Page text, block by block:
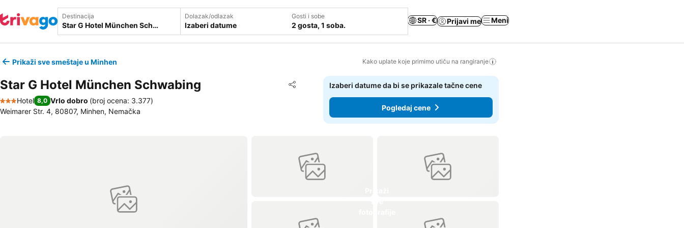
Destinacija Dolazak/odlazak
Izaberi datume
Gosti i sobe
2 gosta, 1 soba.
SR · € Prijavi me Meni
Prikaži sve smeštaje u Minhen Kako uplate koje primimo utiču na rangiranje
Star G Hotel München Schwabing Deli
Dodati u favorite
3 Zvezdice
Hotel 8,0 Vrlo dobro (broj ocena: 3.377)
Weimarer Str. 4, 80807, Minhen, Nemačka
Izaberi datume da bi se prikazale tačne cene
Pogledaj cene